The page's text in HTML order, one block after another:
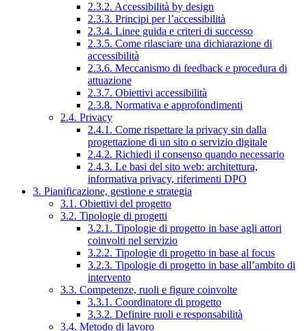
2.3.2. Accessibilità by design
2.3.3. Principi per l’accessibilità
2.3.4. Linee guida e criteri di successo
2.3.5. Come rilasciare una dichiarazione di
accessibilità
2.3.6. Meccanismo di feedback e procedura di
attuazione
2.3.7. Obiettivi accessibilità
2.3.8. Normativa e approfondimenti
2.4. Privacy
2.4.1. Come rispettare la privacy sin dalla
progettazione di un sito o servizio digitale
2.4.2. Richiedi il consenso quando necessario
2.4.3. Le basi del sito web: architettura,
informativa privacy, riferimenti DPO
3. Pianificazione, gestione e strategia
3.1. Obiettivi del progetto
3.2. Tipologie di progetti
3.2.1. Tipologie di progetto in base agli attori
coinvolti nel servizio
3.2.2. Tipologie di progetto in base al focus
3.2.3. Tipologie di progetto in base all’ambito di
intervento
3.3. Competenze, ruoli e figure coinvolte
3.3.1. Coordinatore di progetto
3.3.2. Definire ruoli e responsabilità
3.4. Metodo di lavoro